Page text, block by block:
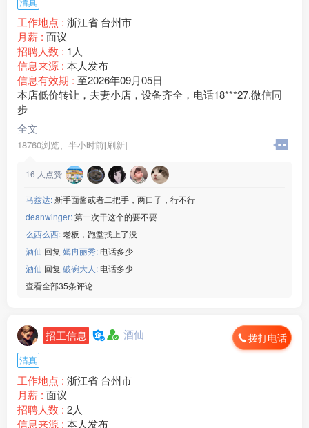
————————————
6⃣️江苏东台领胜（查流水）
☑️22元/小时➕餐补480
☑️年龄男女18-48岁
☑️回族/汉族,要文化
☑️厂吃厂住,查案底
综合工资65***00/月
联系微信：www235350
————————————
7⃣️昆山包装厂（查流水）
☑️21/小时➕3餐免费
☑️年龄男16-42/女45岁
☑️回族/汉族需要认识字
☑️坐厂车10分钟不查案底
综合工资:55***00/月
联系微信：www235350
————————————
9⃣️温州开关厂
☑️18元保底/＋计件月工时330
☑️年龄男20-45
☑️综合工资65***00
联系微信：www235350
————————————
湖北线路板厂
☑️20元/时➕免费吃饭
☑️年龄男18-47/女45岁
☑️回族/汉族,会认识字
工作地点 : 浙江省 台州市
月薪 : 面议
招聘人数 : 1人
信息来源 : 本人发布
信息有效期 : 至2026年09月05日
本店低价转让，夫妻小店，设备齐全，电话18***27.微信同
步
全文
18760浏览、 半小时前[刷新]
16 人点赞
马兹达:新手面酱或者二把手，两口子，行不行
deanwinger:第一次干这个的要不要
么西么西:老板，跑堂找上了没
酒仙 回复 嫣冉丽秀: 电话多少
酒仙 回复 破碗大人: 电话多少
查看全部35条评论
招工信息 酒仙 拨打电话
清真
工作地点 : 浙江省 台州市
月薪 : 面议
招聘人数 : 2人
信息来源 : 本人发布